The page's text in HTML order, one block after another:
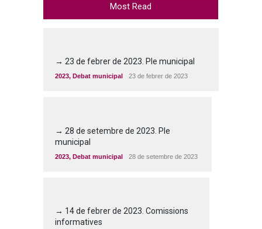
Most Read
→ 23 de febrer de 2023. Ple municipal
2023, Debat municipal 23 de febrer de 2023
→ 28 de setembre de 2023. Ple
municipal
2023, Debat municipal 28 de setembre de 2023
→ 14 de febrer de 2023. Comissions
informatives